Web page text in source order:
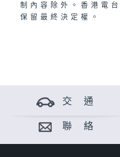
制內容除外。香港電台
保留最終決定權。
交 通
聯 絡